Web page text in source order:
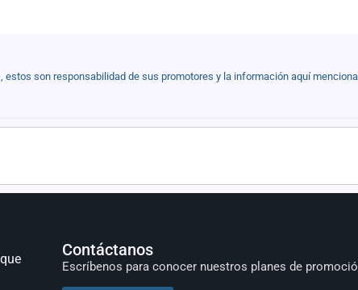
son responsabilidad de sus promotores y la información aquí
Contáctanos
Escríbenos para conocer nuestros planes de